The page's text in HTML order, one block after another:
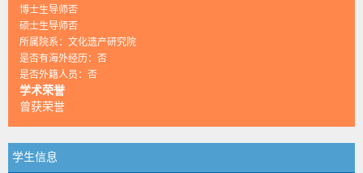
博士生导师否
硕士生导师否
所属院系：文化遗产研究院
是否有海外经历：否
是否外籍人员：否
学术荣誉
曾获荣誉
学生信息